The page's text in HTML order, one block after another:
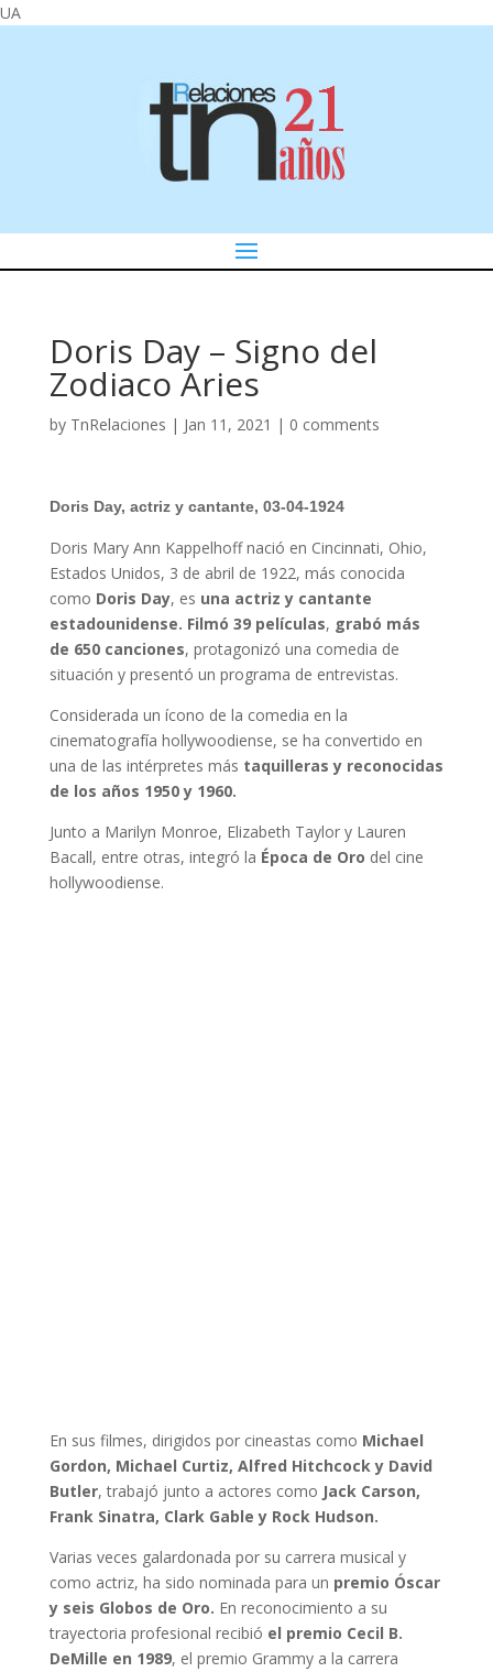
UA
Doris Day – Signo del
Zodiaco Aries
by TnRelaciones | Jan 11, 2021 | 0 comments
Doris Day, actriz y cantante, 03-04-1924
Doris Mary Ann Kappelhoff nació en Cincinnati, Ohio,
Estados Unidos, 3 de abril de 1922, más conocida
como Doris Day, es una actriz y cantante
estadounidense. Filmó 39 películas, grabó más
de 650 canciones, protagonizó una comedia de
situación y presentó un programa de entrevistas.
Considerada un ícono de la comedia en la
cinematografía hollywoodiense, se ha convertido en
una de las intérpretes más taquilleras y reconocidas
de los años 1950 y 1960.
Junto a Marilyn Monroe, Elizabeth Taylor y Lauren
Bacall, entre otras, integró la Época de Oro del cine
hollywoodiense.
En sus filmes, dirigidos por cineastas como Michael
Gordon, Michael Curtiz, Alfred Hitchcock y David
Butler, trabajó junto a actores como Jack Carson,
Frank Sinatra, Clark Gable y Rock Hudson.
Varias veces galardonada por su carrera musical y
como actriz, ha sido nominada para un premio Óscar
y seis Globos de Oro. En reconocimiento a su
trayectoria profesional recibió el premio Cecil B.
DeMille en 1989, el premio Grammy a la carrera